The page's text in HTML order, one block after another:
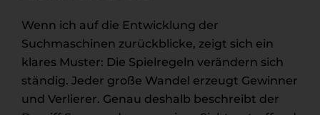
Wenn ich auf die Entwicklung der
Suchmaschinen zurückblicke, zeigt sich ein
klares Muster: Die Spielregeln verändern sich
ständig. Jeder große Wandel erzeugt Gewinner
und Verlierer. Genau deshalb beschreibt der